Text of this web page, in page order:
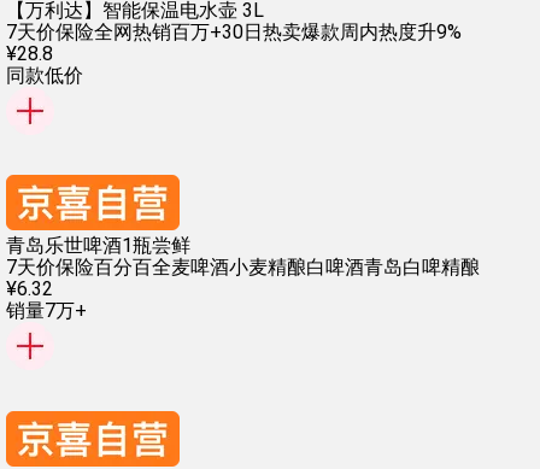
【万利达】智能保温电水壶 3L
7天价保险全网热销百万+30日热卖爆款周内热度升9%
¥28.8
同款低价
青岛乐世啤酒1瓶尝鲜
7天价保险百分百全麦啤酒小麦精酿白啤酒青岛白啤精酿
¥6.32
销量7万+